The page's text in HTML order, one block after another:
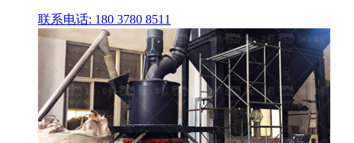
联系电话: 180 3780 8511